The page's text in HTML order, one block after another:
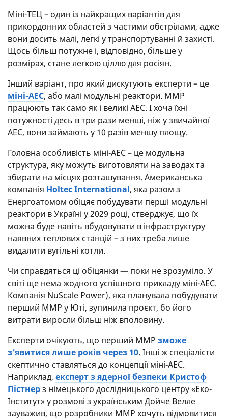
Міні-ТЕЦ – один із найкращих варіантів для
прикордонних областей з частими обстрілами, адже
вони досить малі, легкі у транспортуванні й захисті.
Щось більш потужне і, відповідно, більше у
розмірах, стане легкою ціллю для росіян.
Інший варіант, про який дискутують експерти – це
міні-АЕС, або малі модульні реактори. ММР
працюють так само як і великі АЕС. І хоча їхні
потужності десь в три рази менші, ніж у звичайної
АЕС, вони займають у 10 разів меншу площу.
Головна особливість міні-АЕС – це модульна
структура, яку можуть виготовляти на заводах та
збирати на місцях розташування. Американська
компанія Holtec International, яка разом з
Енергоатомом обіцяє побудувати перші модульні
реактори в Україні у 2029 році, стверджує, що їх
можна буде навіть вбудовувати в інфраструктуру
наявних теплових станцій – з них треба лише
видалити вугільні котли.
Чи справдяться ці обіцянки — поки не зрозуміло. У
світі ще нема жодного успішного прикладу міні-АЕС.
Компанія NuScale Power), яка планувала побудувати
перший ММР у Юті, зупинила проєкт, бо його
витрати виросли більш ніж вполовину.
Експерти очікують, що перший ММР зможе
з’явитися лише років через 10. Інші ж спеціалісти
скептично ставляться до концепції міні-АЕС.
Наприклад, експерт з ядерної безпеки Кристоф
Пістнерз німецького дослідницького центру «Еко-
Інститут» у розмові з українським Дойче Велле
зауважив, що розробники ММР хочуть відмовитися